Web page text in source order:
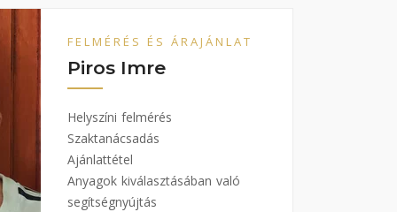
FELMÉRÉS ÉS ÁRAJÁNLAT
Piros Imre
Helyszíni felmérés
Szaktanácsadás
Ajánlattétel
Anyagok kiválasztásában való
segítségnyújtás